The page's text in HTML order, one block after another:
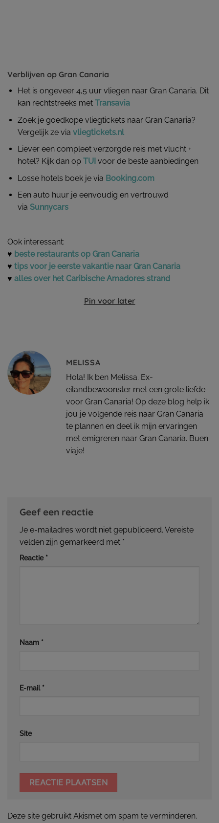
Verblijven op Gran Canaria
Het is ongeveer 4,5 uur vliegen naar Gran Canaria. Dit
kan rechtstreeks met Transavia
Zoek je goedkope vliegtickets naar Gran Canaria?
Vergelijk ze via vliegtickets.nl
Liever een compleet verzorgde reis met vlucht +
hotel? Kijk dan op TUI voor de beste aanbiedingen
Losse hotels boek je via Booking.com
Een auto huur je eenvoudig en vertrouwd
via Sunnycars
Ook interessant:
♥ beste restaurants op Gran Canaria
♥ tips voor je eerste vakantie naar Gran Canaria
♥ alles over het Caribische Amadores strand
Pin voor later
MELISSA
Hola! Ik ben Melissa. Ex-
eilandbewoonster met een grote liefde
voor Gran Canaria! Op deze blog help ik
jou je volgende reis naar Gran Canaria
te plannen en deel ik mijn ervaringen
met emigreren naar Gran Canaria. Buen
viaje!
Geef een reactie
Je e-mailadres wordt niet gepubliceerd. Vereiste
velden zijn gemarkeerd met *
Reactie *
Naam *
E-mail *
Site
Deze site gebruikt Akismet om spam te verminderen.